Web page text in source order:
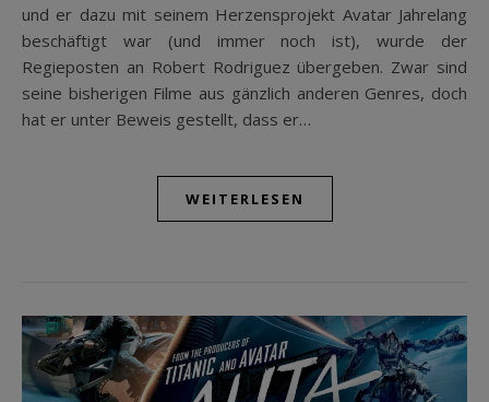
und er dazu mit seinem Herzensprojekt Avatar Jahrelang
beschäftigt war (und immer noch ist), wurde der
Regieposten an Robert Rodriguez übergeben. Zwar sind
seine bisherigen Filme aus gänzlich anderen Genres, doch
hat er unter Beweis gestellt, dass er…
WEITERLESEN